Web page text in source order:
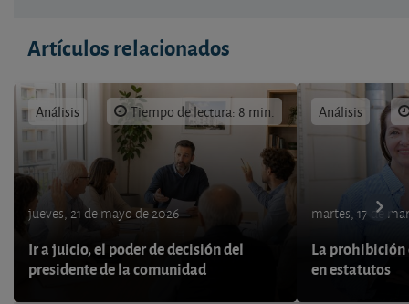
Artículos relacionados
Análisis Tiempo de lectura: 8 min.
jueves, 21 de mayo de 2026
Ir a juicio, el poder de decisión del
presidente de la comunidad
Análisis
martes, 17 de
La
en estatutos